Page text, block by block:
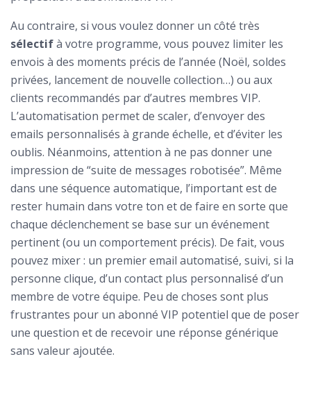
Au contraire, si vous voulez donner un côté très
sélectifà votre programme, vous pouvez limiter les
envois à des moments précis de l’année (Noël, soldes
privées, lancement de nouvelle collection…) ou aux
clients recommandés par d’autres membres VIP.
L’automatisation permet de scaler, d’envoyer des
emails personnalisés à grande échelle, et d’éviter les
oublis. Néanmoins, attention à ne pas donner une
impression de “suite de messages robotisée”. Même
dans une séquence automatique, l’important est de
rester humain dans votre ton et de faire en sorte que
chaque déclenchement se base sur un événement
pertinent (ou un comportement précis). De fait, vous
pouvez mixer : un premier email automatisé, suivi, si la
personne clique, d’un contact plus personnalisé d’un
membre de votre équipe. Peu de choses sont plus
frustrantes pour un abonné VIP potentiel que de poser
une question et de recevoir une réponse générique
sans valeur ajoutée.